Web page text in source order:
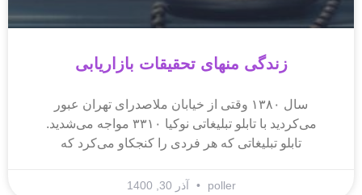
زندگی منهای تحقیقات بازاریابی
سال ۱۳۸۰ وقتی از خیابان ملاصدرای تهران عبور
می‌کردید با تابلو تبلیغاتی نوکیا ۳۳۱۰ مواجه می‌شدید.
تابلو تبلیغاتی که هر فردی را کنجکاو می‌کرد که
poller آذر 30, 1400